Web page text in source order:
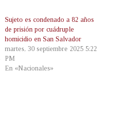
Sujeto es condenado a 82 años
de prisión por cuádruple
homicidio en San Salvador
martes, 30 septiembre 2025 5:22
PM
En «Nacionales»